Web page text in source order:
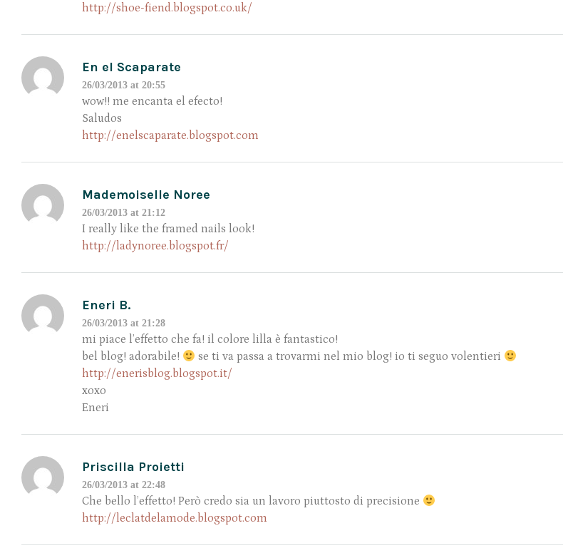
http://shoe-fiend.blogspot.co.uk/
En el Scaparate
26/03/2013 at 20:55
wow!! me encanta el efecto!
Saludos
http://enelscaparate.blogspot.com
Mademoiselle Noree
26/03/2013 at 21:12
I really like the framed nails look!
http://ladynoree.blogspot.fr/
Eneri B.
26/03/2013 at 21:28
mi piace l’effetto che fa! il colore lilla è fantastico!
bel blog! adorabile!
se ti va passa a trovarmi nel mio blog! io ti seguo volentieri
http://enerisblog.blogspot.it/
xoxo
Eneri
Priscilla Proietti
26/03/2013 at 22:48
Che bello l’effetto! Però credo sia un lavoro piuttosto di precisione
http://leclatdelamode.blogspot.com